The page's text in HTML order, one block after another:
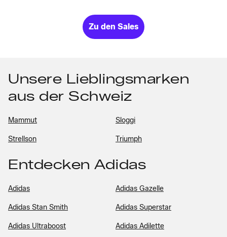
Zu den Sales
Unsere Lieblingsmarken
aus der Schweiz
Mammut Sloggi
Strellson Triumph
Entdecken Adidas
Adidas Adidas Gazelle
Adidas Stan Smith Adidas Superstar
Adidas Ultraboost Adidas Adilette